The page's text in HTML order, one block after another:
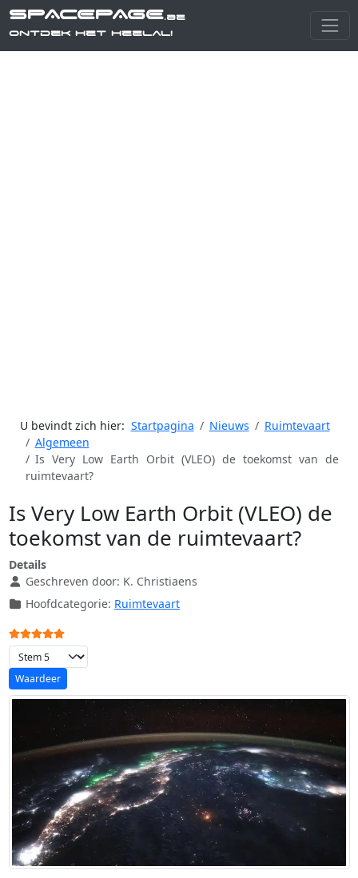
SPACEPAGE.be
Ontdek het heelal!
U bevindt zich hier: Startpagina Nieuws
Ruimtevaart
Algemeen
Is Very Low Earth Orbit (VLEO) de toekomst van de
ruimtevaart?
Is Very Low Earth Orbit (VLEO) de
toekomst van de ruimtevaart?
Details
Geschreven door: K. Christiaens
Hoofdcategorie: Ruimtevaart
Gebruikerswaardering:
Voeg waardering toe